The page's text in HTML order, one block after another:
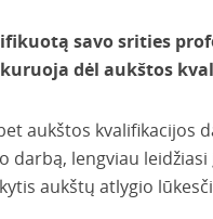
savo srities
dėl aukštos
aukštos kvalifikacijos
lengviau
aukštų atlygio